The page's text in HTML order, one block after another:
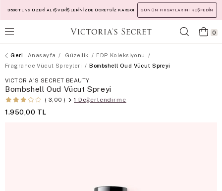
3500 TL ve ÜZERİ ALIŞVERİŞLERİNİZDE ÜCRETSİZ KARGO! GÜNÜN FIRSATLARINI KEŞFEDİN
0
Anasayfa Güzellik
EDP Koleksiyonu
Fragrance Vücut Spreyleri
Bombshell Oud Vücut Spreyi
VICTORIA'S SECRET BEAUTY
Bombshell Oud Vücut Spreyi
3,00 1 Değerlendirme
1.950,00 TL